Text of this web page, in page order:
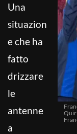
Una
situazion
e che ha
fatto
drizzare
le
antenne
a